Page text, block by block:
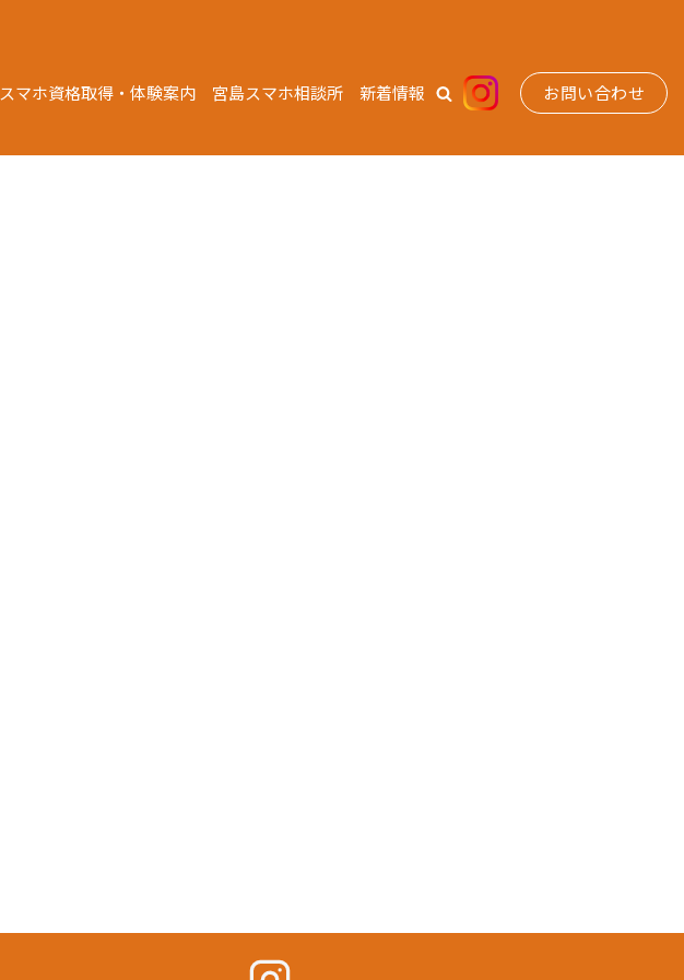
スマホ資格取得・体験案内 宮島スマホ相談所 新着情報 お問い合わせ